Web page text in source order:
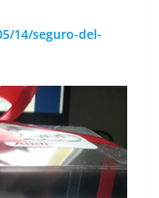
14/seguro-del-